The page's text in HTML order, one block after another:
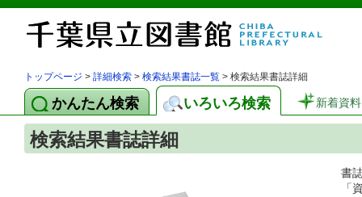
トップページ > 詳細検索 > 検索結果書誌一覧 > 検索結果書誌詳細
かんたん検索 いろいろ検索 新着資料
検索結果書誌詳細
書
「